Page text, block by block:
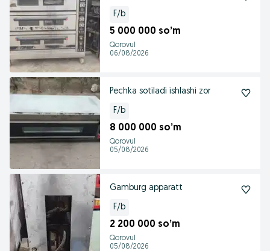
F/b
5 000 000 so’m
Qorovul
06/08/2026
Pechka sotiladi ishlashi zor
F/b
8 000 000 so’m
Qorovul
05/08/2026
Gamburg apparatt
F/b
2 200 000 so’m
Qorovul
05/08/2026